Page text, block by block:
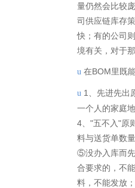
量仍然会比较
司供应链库存
快；有的公司
境有关，对于
u 在BOM里既
u 1、先进先出
一个人的家庭
4、"五不入"原
料与送货单数
⑤没办入库而
合要求的，不
料，不能发放